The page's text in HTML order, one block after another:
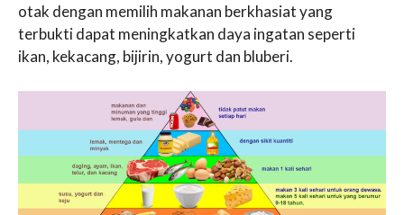
otak dengan memilih makanan berkhasiat yang
terbukti dapat meningkatkan daya ingatan seperti
ikan, kekacang, bijirin, yogurt dan bluberi.